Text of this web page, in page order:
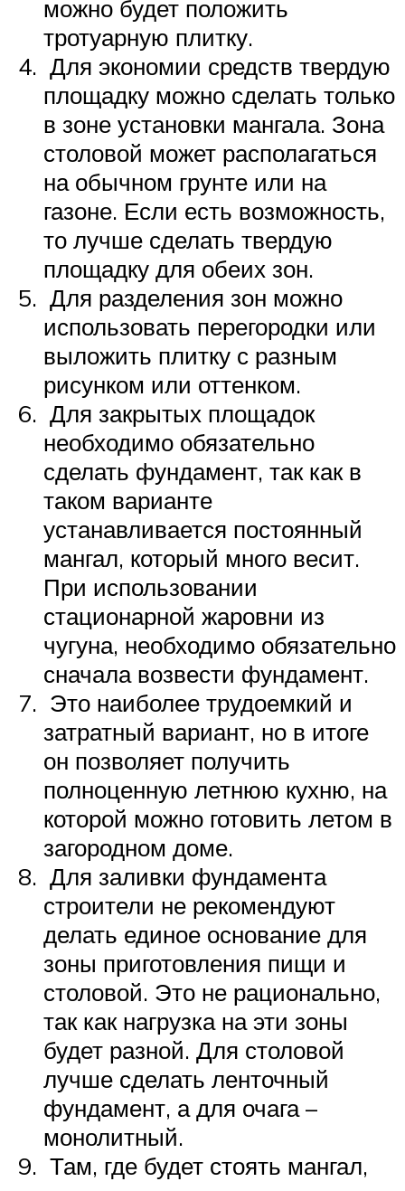
можно будет положить
тротуарную плитку.
Для экономии средств твердую
площадку можно сделать только
в зоне установки мангала. Зона
столовой может располагаться
на обычном грунте или на
газоне. Если есть возможность,
то лучше сделать твердую
площадку для обеих зон.
Для разделения зон можно
использовать перегородки или
выложить плитку с разным
рисунком или оттенком.
Для закрытых площадок
необходимо обязательно
сделать фундамент, так как в
таком варианте
устанавливается постоянный
мангал, который много весит.
При использовании
стационарной жаровни из
чугуна, необходимо обязательно
сначала возвести фундамент.
Это наиболее трудоемкий и
затратный вариант, но в итоге
он позволяет получить
полноценную летнюю кухню, на
которой можно готовить летом в
загородном доме.
Для заливки фундамента
строители не рекомендуют
делать единое основание для
зоны приготовления пищи и
столовой. Это не рационально,
так как нагрузка на эти зоны
будет разной. Для столовой
лучше сделать ленточный
фундамент, а для очага –
монолитный.
Там, где будет стоять мангал,